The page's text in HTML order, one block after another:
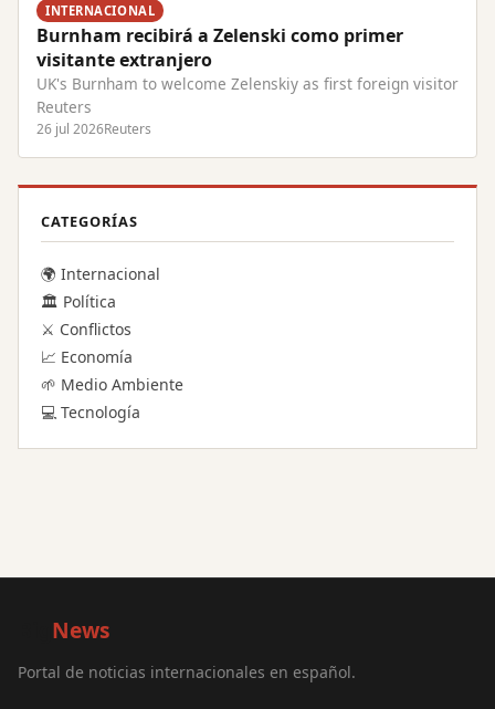
INTERNACIONAL
Burnham recibirá a Zelenski como primer
visitante extranjero
UK's Burnham to welcome Zelenskiy as first foreign visitor
Reuters
26 jul 2026Reuters
CATEGORÍAS
🌍 Internacional
🏛️ Política
⚔️ Conflictos
📈 Economía
🌱 Medio Ambiente
💻 Tecnología
News
Portal de noticias internacionales en español.